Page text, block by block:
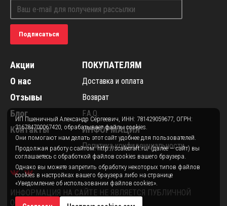
Подписаться
Акции
О нас
Отзывы
Блог
Контакты
ПОКУПАТЕЛЯМ
Доставка и оплата
Возврат
F.A.Q.
ИНФОРМАЦИЯ
Политика конфиденциальности
ИНФОРМАЦИЯ НА САЙТЕ НЕ ЯВЛЯЕТСЯ ПУБЛИЧНОЙ
ОФЕРТОЙ.
ИП Пшеничный Александр Сергеевич, ИНН: 781429059677, ОГРН:
316784700067420, обрабатывает файлы cookies.
Они помогают нам делать этот сайт удобнее для пользователей.
Продолжая работу с сайтом: http://scalecraft.ru/ (далее — сайт) вы
соглашаетесь с обработкой файлов cookies вашего браузера.
Однако вы можете запретить обработку некоторых типов файлов
cookies в настройках вашего браузера либо на странице
«Уведомление об использовании файлов cookies».